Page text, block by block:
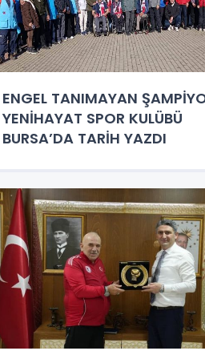
ENGEL TANIMAYAN
YENİHAYAT SPOR KULÜBÜ
BURSA’DA TARİH YAZDI